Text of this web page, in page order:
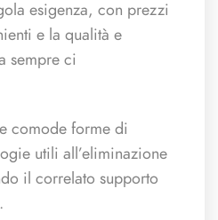
esigenza, con prezzi
e la qualità e
sempre ci
comode forme di
utili all’eliminazione
il correlato supporto